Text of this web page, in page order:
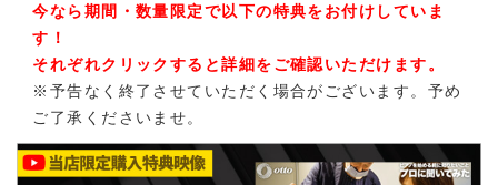
今なら期間・数量限定で以下の特典をお付けしていま
す！
それぞれクリックすると詳細をご確認いただけます。
※予告なく終了させていただく場合がございます。予め
ご了承くださいませ。